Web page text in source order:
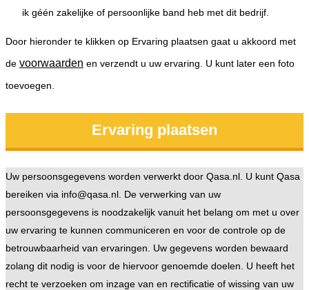
ik géén zakelijke of persoonlijke band heb met dit bedrijf.
Door hieronder te klikken op Ervaring plaatsen gaat u akkoord met
de voorwaarden en verzendt u uw ervaring. U kunt later een foto
toevoegen.
Uw persoonsgegevens worden verwerkt door Qasa.nl. U kunt Qasa
bereiken via info@qasa.nl. De verwerking van uw
persoonsgegevens is noodzakelijk vanuit het belang om met u over
uw ervaring te kunnen communiceren en voor de controle op de
betrouwbaarheid van ervaringen. Uw gegevens worden bewaard
zolang dit nodig is voor de hiervoor genoemde doelen. U heeft het
recht te verzoeken om inzage van en rectificatie of wissing van uw